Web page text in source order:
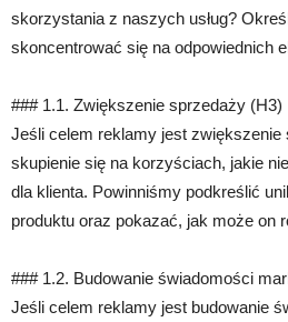
skorzystania z naszych usług?
skoncentrować się na odpowiednich
### 1.1. Zwiększenie sprzedaży (H3)
Jeśli celem reklamy jest zwiększenie
skupienie się na korzyściach, jakie
dla klienta. Powinniśmy podkreślić
produktu oraz pokazać, jak może on
### 1.2. Budowanie świadomości
Jeśli celem reklamy jest budowanie